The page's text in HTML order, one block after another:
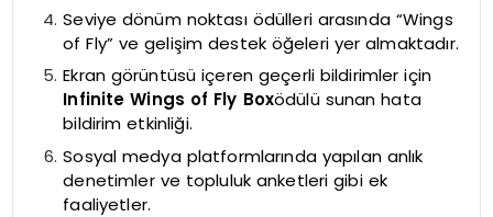
Seviye dönüm noktası ödülleri arasında “Wings
of Fly” ve gelişim destek öğeleri yer almaktadır.
Ekran görüntüsü içeren geçerli bildirimler için
Infinite Wings of Fly Boxödülü sunan hata
bildirim etkinliği.
Sosyal medya platformlarında yapılan anlık
denetimler ve topluluk anketleri gibi ek
faaliyetler.